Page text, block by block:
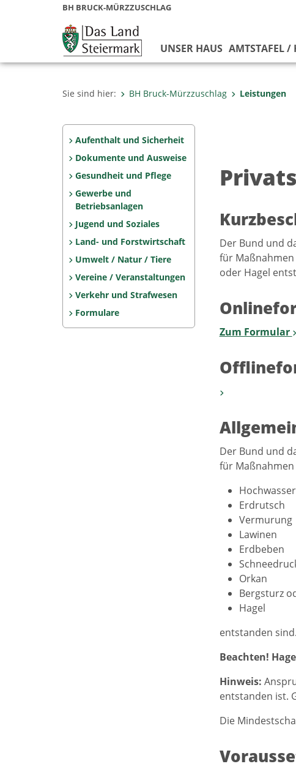
BH BRUCK-MÜRZZUSCHLAG
UNSER HAUS AMTSTAFEL
Sie sind hier: BH Bruck-Mürzzuschlag Leistungen
Aufenthalt und Sicherheit
Dokumente und Ausweise
Gesundheit und Pflege
Gewerbe und
Betriebsanlagen
Jugend und Soziales
Land- und Forstwirtschaft
Umwelt / Natur / Tiere
Vereine / Veranstaltungen
Verkehr und Strafwesen
Formulare
Der Bund und
für Maßnahmen
oder Hagel
Zum Formular
Der Bund und
für
Hochwasser
Erdrutsch
Vermurung
Lawinen
Erdbeben
Orkan
Bergsturz
Hagel
entstanden sind.
Beachten!
Hinweis:
entstanden ist.
Die